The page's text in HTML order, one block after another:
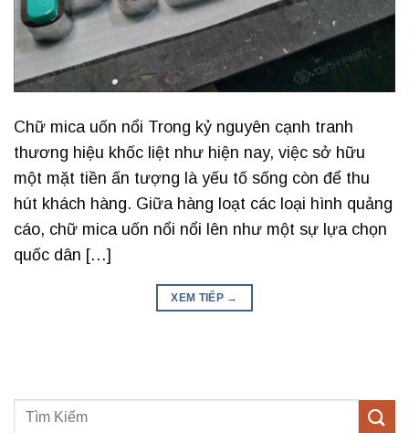
Chữ mica uốn nổi Trong kỷ nguyên cạnh tranh
thương hiệu khốc liệt như hiện nay, việc sở hữu
một mặt tiền ấn tượng là yếu tố sống còn để thu
hút khách hàng. Giữa hàng loạt các loại hình quảng
cáo, chữ mica uốn nổi nổi lên như một sự lựa chọn
quốc dân […]
XEM TIẾP →